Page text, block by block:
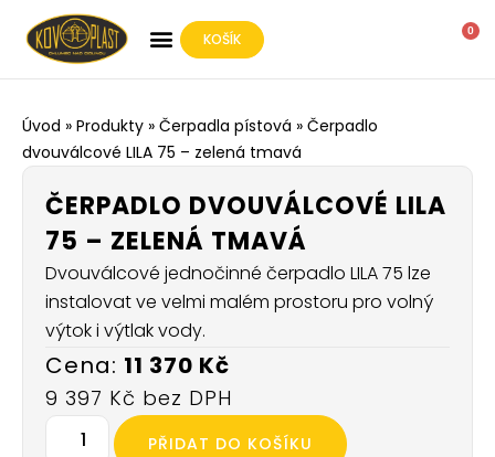
KOŠÍK 0
Úvod » Produkty » Čerpadla pístová » Čerpadlo
dvouválcové LILA 75 – zelená tmavá
ČERPADLO DVOUVÁLCOVÉ LILA
75 – ZELENÁ TMAVÁ
Dvouválcové jednočinné čerpadlo LILA 75 lze
instalovat ve velmi malém prostoru pro volný
výtok i výtlak vody.
11 370 Kč
9 397 Kč
PŘIDAT DO KOŠÍKU